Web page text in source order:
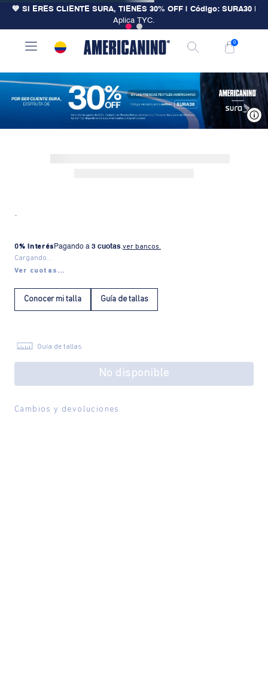
💙 SI ERES CLIENTE SURA, TIENES 30% OFF | Código: SURA30
Aplica TYC.
0
-
0% Interés Pagando a 3 cuotas.ver bancos.
Cargando...
Ver cuotas...
Conocer mi talla Guía de tallas
Guía de tallas
No disponible
Cambios y devoluciones